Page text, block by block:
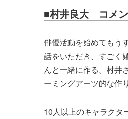
■村井良大 コメ
俳優活動を始めてもう
話をいただき、すごく
んと一緒に作る。村井
ーミングアーツ的な作
10人以上のキャラクタ